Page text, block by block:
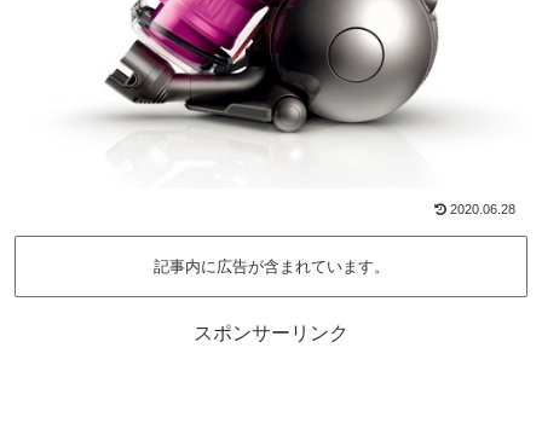
2020.06.28
記事内に広告が含まれています。
スポンサーリンク